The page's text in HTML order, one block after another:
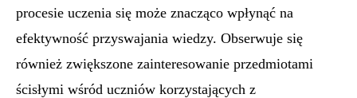
procesie uczenia się może znacząco wpłynąć na
efektywność przyswajania wiedzy. Obserwuje się
również zwiększone zainteresowanie przedmiotami
ścisłymi wśród uczniów korzystających z